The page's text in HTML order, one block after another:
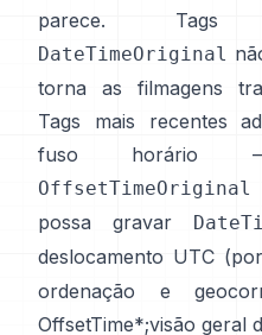
parece. Tags
DateTimeOriginal
torna as filmagens
Tags mais recentes
fuso horário
OffsetTimeOriginal
possa gravar
deslocamento UTC
ordenação e
OffsetTime*;visão geral